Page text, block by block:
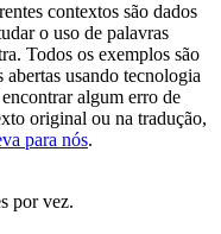
contextos são dados
o uso de palavras
Todos os exemplos são
usando tecnologia
algum erro de
original ou na tradução,
para nós.
por vez.